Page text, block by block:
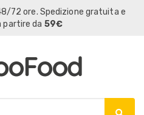
72 ore. Spedizione gratuita e
partire da 59€